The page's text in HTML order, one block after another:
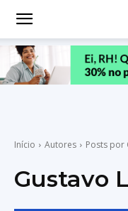
Início Autores Posts por
Gustavo